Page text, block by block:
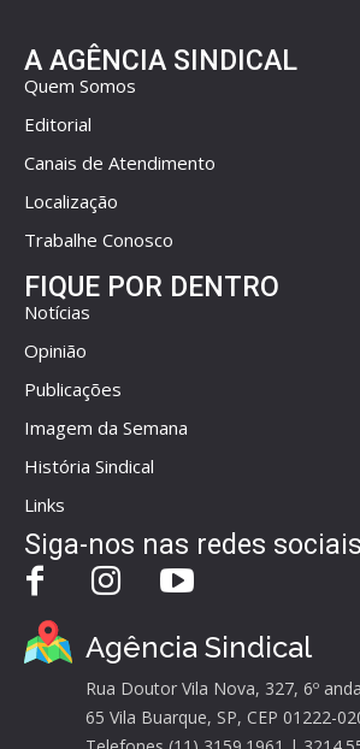
A AGÊNCIA SINDICAL
Quem Somos
Editorial
Canais de Atendimento
Localização
Trabalhe Conosco
FIQUE POR DENTRO
Notícias
Opinião
Publicações
Imagem da Semana
História Sindical
Links
Siga-nos nas redes
Agência Sindical
Rua Doutor Vila Nova, 327, 6º
65 Vila Buarque, SP, CEP 01222-